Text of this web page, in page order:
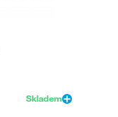
Skladem